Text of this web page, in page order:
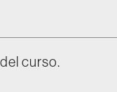
curso.